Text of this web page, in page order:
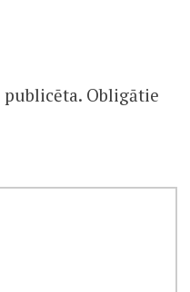
publicēta. Obligātie